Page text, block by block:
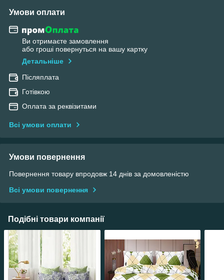
Умови оплати
Ви отримаєте замовлення
або гроші повернуться на вашу картку
Детальніше
Післяплата
Готівкою
Оплата за реквізитами
Всі умови оплати
Умови повернення
Повернення товару впродовж 14 днів за домовленістю
Всі умови повернення
Подібні товари компанії